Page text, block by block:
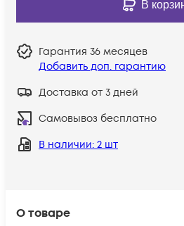
О товаре
В
Гарантия 36 месяцев
Добавить доп. гарантию
Доставка от 3 дней
Самовывоз бесплатно
В наличии: 2 шт